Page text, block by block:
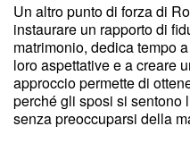
Un altro punto di forza di
instaurare un rapporto di
matrimonio, dedica tempo
loro aspettative e a creare
approccio permette di
perché gli sposi si sentono
senza preoccuparsi della